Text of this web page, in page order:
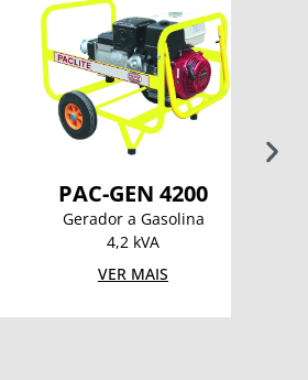
PAC-GEN 4200
Gerador a Gasolina